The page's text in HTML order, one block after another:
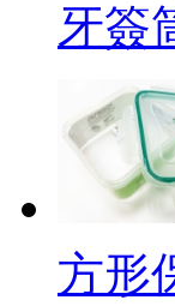
牙簽
方形